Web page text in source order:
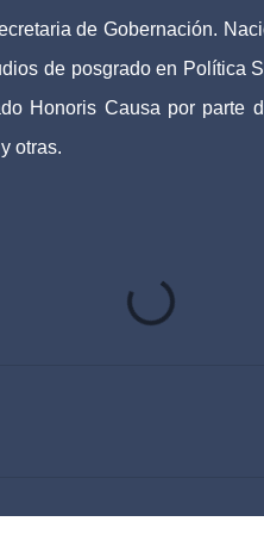
de Gobernación.
de posgrado en Política
Honoris Causa por parte
otras.